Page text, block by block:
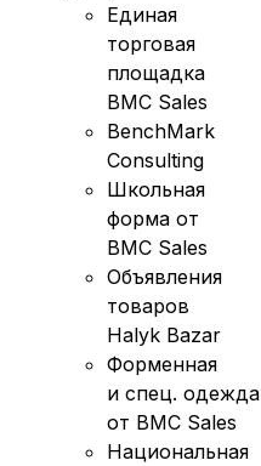
Единая
торговая
площадка
BMC Sales
BenchMark
Consulting
Школьная
форма от
BMC Sales
Объявления
товаров
Halyk Bazar
Форменная
и спец. одежда
от BMC Sales
Национальная